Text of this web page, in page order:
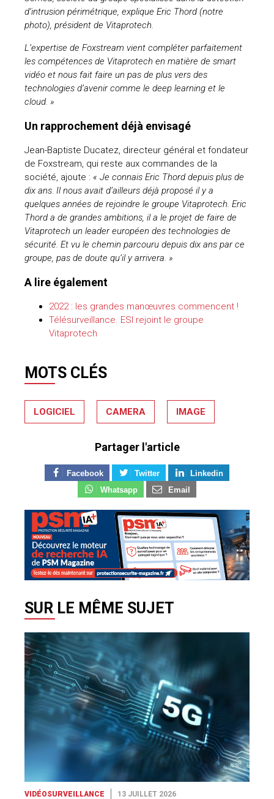
d’intrusion périmétrique, explique Eric Thord (notre
photo), président de Vitaprotech.
L’expertise de Foxstream vient compléter parfaitement
les compétences de Vitaprotech en matière de smart
vidéo et nous fait faire un pas de plus vers des
technologies d’avenir comme le deep learning et le
cloud. »
Un rapprochement déjà envisagé
Jean-Baptiste Ducatez, directeur général et fondateur
de Foxstream, qui reste aux commandes de la
société, ajoute : « Je connais Eric Thord depuis plus de
dix ans. Il nous avait d’ailleurs déjà proposé il y a
quelques années de rejoindre le groupe Vitaprotech. Eric
Thord a de grandes ambitions, il a le projet de faire de
Vitaprotech un leader européen des technologies de
sécurité. Et vu le chemin parcouru depuis dix ans par ce
groupe, pas de doute qu’il y arrivera. »
A lire également
2022 : les grandes manœuvres commencent !
Télésurveillance. ESI rejoint le groupe
Vitaprotech
MOTS CLÉS
LOGICIEL CAMERA IMAGE
Partager l'article
Facebook Twitter
Linkedin
Whatsapp
Email
SUR LE MÊME SUJET
VIDÉOSURVEILLANCE 13 JUILLET 2026